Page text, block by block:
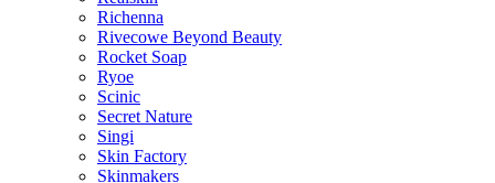
Richenna
Rivecowe Beyond Beauty
Rocket Soap
Ryoe
Scinic
Secret Nature
Singi
Skin Factory
Skinmakers